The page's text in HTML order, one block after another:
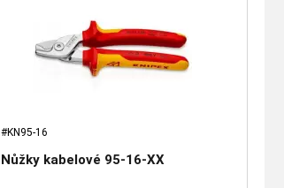
#KN95-16
Nůžky kabelové 95-16-XX